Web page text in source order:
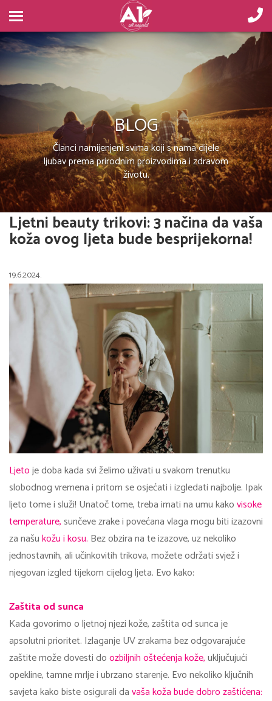
BLOG
Članci namijenjeni svima koji s nama dijele
ljubav prema prirodnim proizvodima i zdravom
životu.
Ljetni beauty trikovi: 3 načina da vaša
koža ovog ljeta bude besprijekorna!
19.6.2024.
Ljetoje doba kada svi želimo uživati u svakom trenutku
slobodnog vremena i pritom se osjećati i izgledati najbolje. Ipak
ljeto tome i služi! Unatoč tome, treba imati na umu kakovisoke
temperature,sunčeve zrake i povećana vlaga mogu biti izazovni
za našukožu i kosu. Bez obzira na te izazove, uz nekoliko
jednostavnih, ali učinkovitih trikova, možete održati svjež i
njegovan izgled tijekom cijelog ljeta. Evo kako:
Zaštita od sunca
Kada govorimo o ljetnoj njezi kože, zaštita od sunca je
apsolutni prioritet. Izlaganje UV zrakama bez odgovarajuće
zaštite može dovesti doozbiljnih oštećenja kože,uključujući
opekline, tamne mrlje i ubrzano starenje. Evo nekoliko ključnih
savjeta kako biste osigurali davaša koža bude dobro zaštićena: